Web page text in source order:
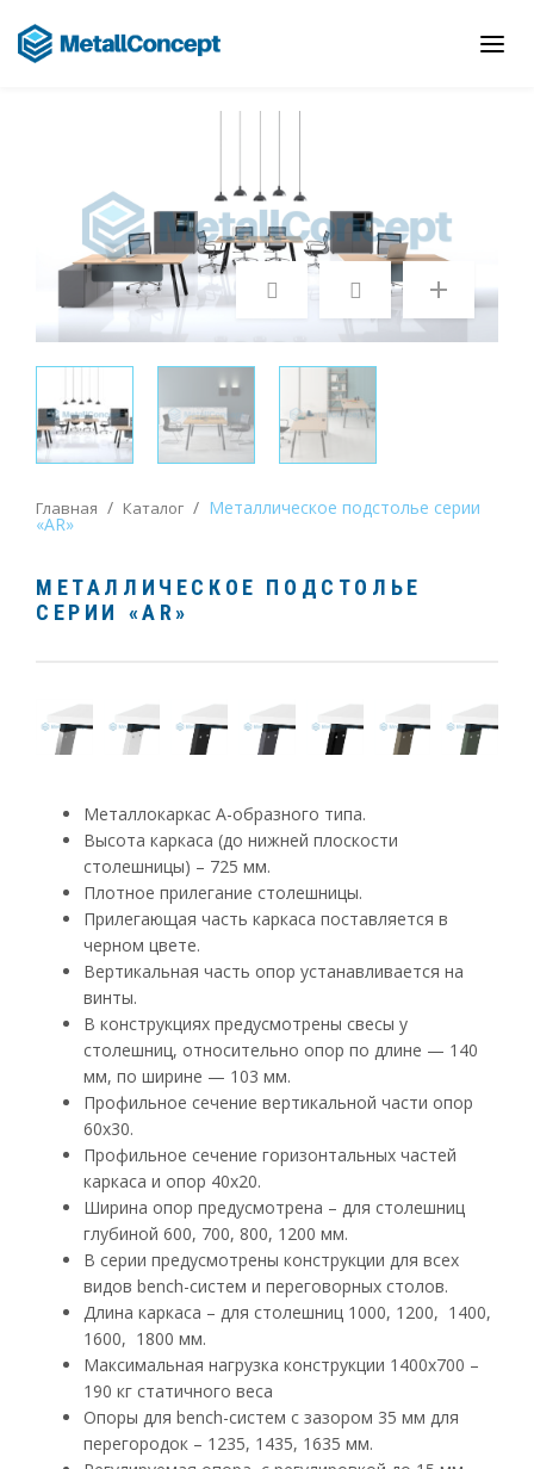
Главная / Каталог / Металлическое подстолье серии
«AR»
МЕТАЛЛИЧЕСКОЕ ПОДСТОЛЬЕ
СЕРИИ «AR»
Металлокаркас А-образного типа.
Высота каркаса (до нижней плоскости
столешницы) – 725 мм.
Плотное прилегание столешницы.
Прилегающая часть каркаса поставляется в
черном цвете.
Вертикальная часть опор устанавливается на
винты.
В конструкциях предусмотрены свесы у
столешниц, относительно опор по длине — 140
мм, по ширине — 103 мм.
Профильное сечение вертикальной части опор
60х30.
Профильное сечение горизонтальных частей
каркаса и опор 40х20.
Ширина опор предусмотрена – для столешниц
глубиной 600, 700, 800, 1200 мм.
В серии предусмотрены конструкции для всех
видов bench-систем и переговорных столов.
Длина каркаса – для столешниц 1000, 1200, 1400,
1600, 1800 мм.
Максимальная нагрузка конструкции 1400х700 –
190 кг статичного веса
Опоры для bench-систем с зазором 35 мм для
перегородок – 1235, 1435, 1635 мм.